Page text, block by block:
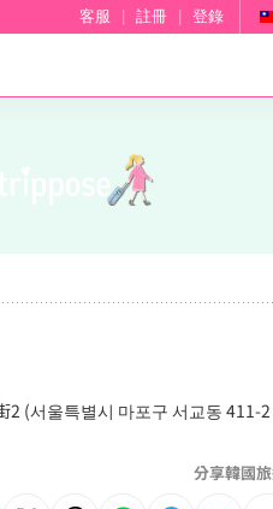
客服 註冊 登錄
(서울특별시 마포구 서교동 411-
分享韓國